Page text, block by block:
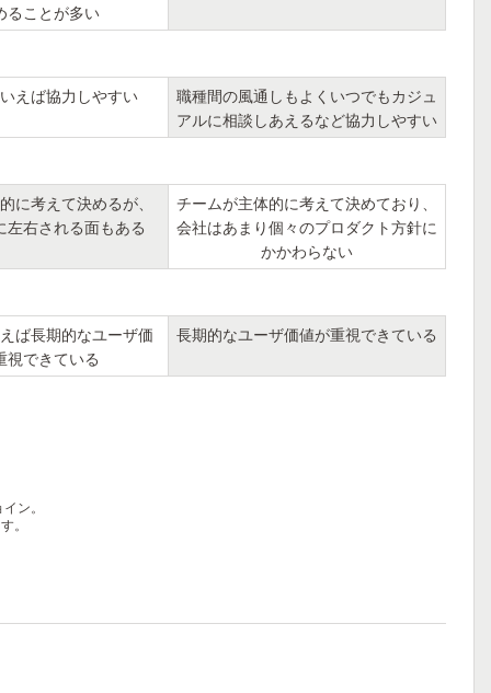
ることが多い
えば協力しやすい
職種間の風通しもよくいつでもカジュ
アルに相談しあえるなど協力しやすい
に考えて決めるが、
左右される面もある
チームが主体的に考えて決めており、
会社はあまり個々のプロダクト方針に
かかわらない
ば長期的なユーザ価
視できている
長期的なユーザ価値が重視できている
ン。
。